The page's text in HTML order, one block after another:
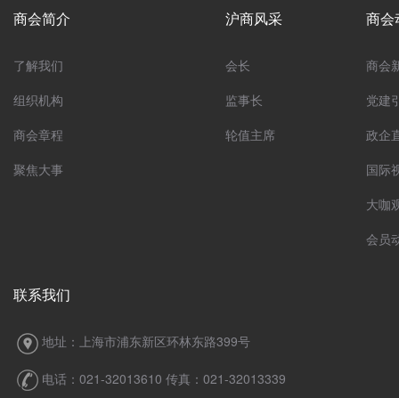
商会简介
了解我们
组织机构
商会章程
聚焦大事
沪商风采
会长
监事长
轮值主席
商会
商会
党建
政企
国际
大咖
会员
联系我们
地址：上海市浦东新区环林东路399号
电话：021-32013610 传真：021-32013339